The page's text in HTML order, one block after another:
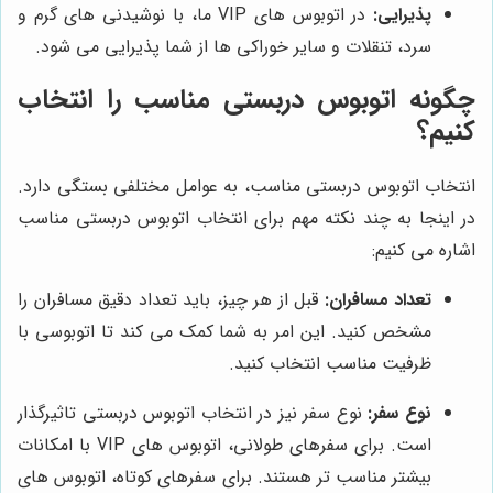
پذیرایی:
در اتوبوس های VIP ما، با نوشیدنی های گرم و
سرد، تنقلات و سایر خوراکی ها از شما پذیرایی می شود.
چگونه اتوبوس دربستی مناسب را انتخاب
کنیم؟
انتخاب اتوبوس دربستی مناسب، به عوامل مختلفی بستگی دارد.
در اینجا به چند نکته مهم برای انتخاب اتوبوس دربستی مناسب
اشاره می کنیم:
تعداد مسافران: قبل از هر چیز، باید تعداد دقیق مسافران را
مشخص کنید. این امر به شما کمک می کند تا اتوبوسی با
ظرفیت مناسب انتخاب کنید.
نوع سفر: نوع سفر نیز در انتخاب اتوبوس دربستی تاثیرگذار
است. برای سفرهای طولانی، اتوبوس های VIP با امکانات
بیشتر مناسب تر هستند. برای سفرهای کوتاه، اتوبوس های